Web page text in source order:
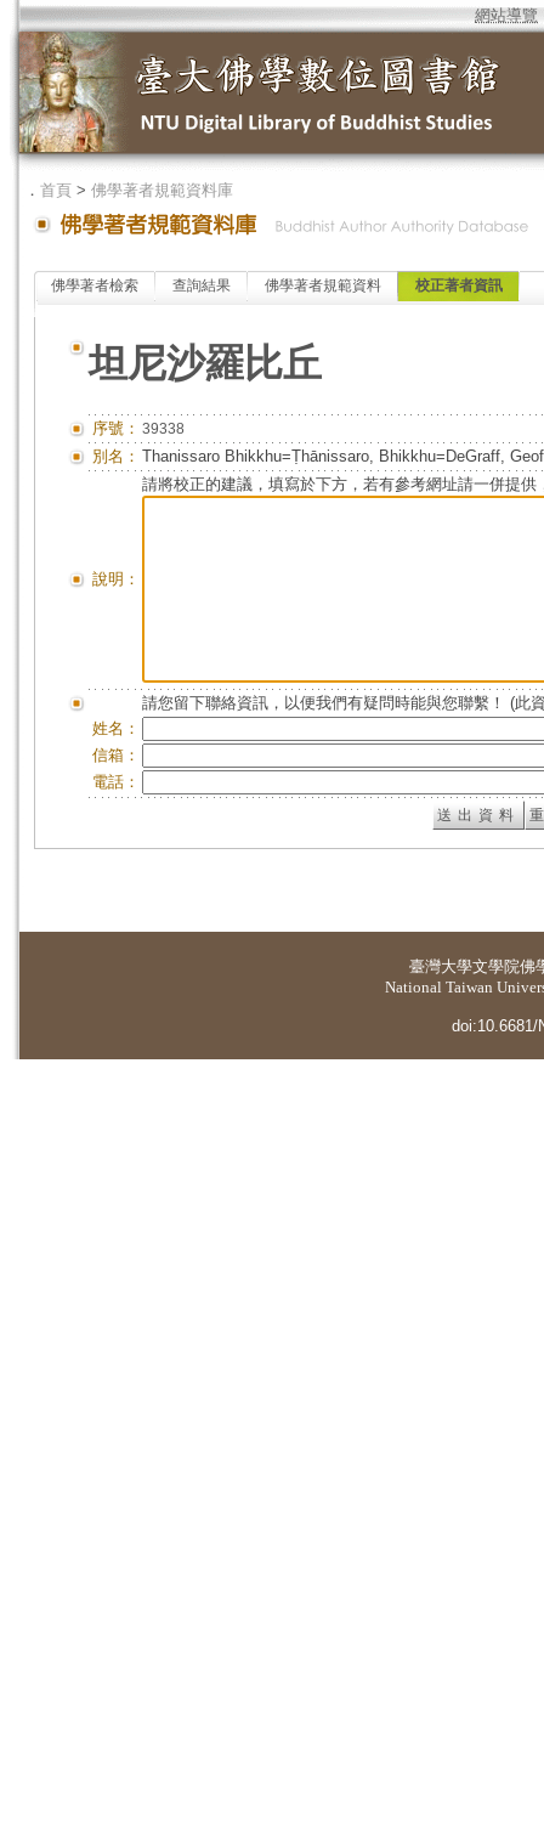
網站導覽
． 首頁 > 佛學著者規範資料庫
佛學著者檢索 查詢結果 佛學著者規範資料 校正著者資訊
坦尼沙羅比丘
序號： 39338
別名： Thanissaro Bhikkhu=Ṭhānissaro, Bhikkhu=DeGraff,
說明：
請將校正的建議，填寫於下方，若有參考網址請一併提供
請您留下聯絡資訊，以便我們有疑問時能與您聯繫！ (此
姓名：
信箱：
電話：
臺灣大學文學院佛
National Taiwan
doi:10.6681/